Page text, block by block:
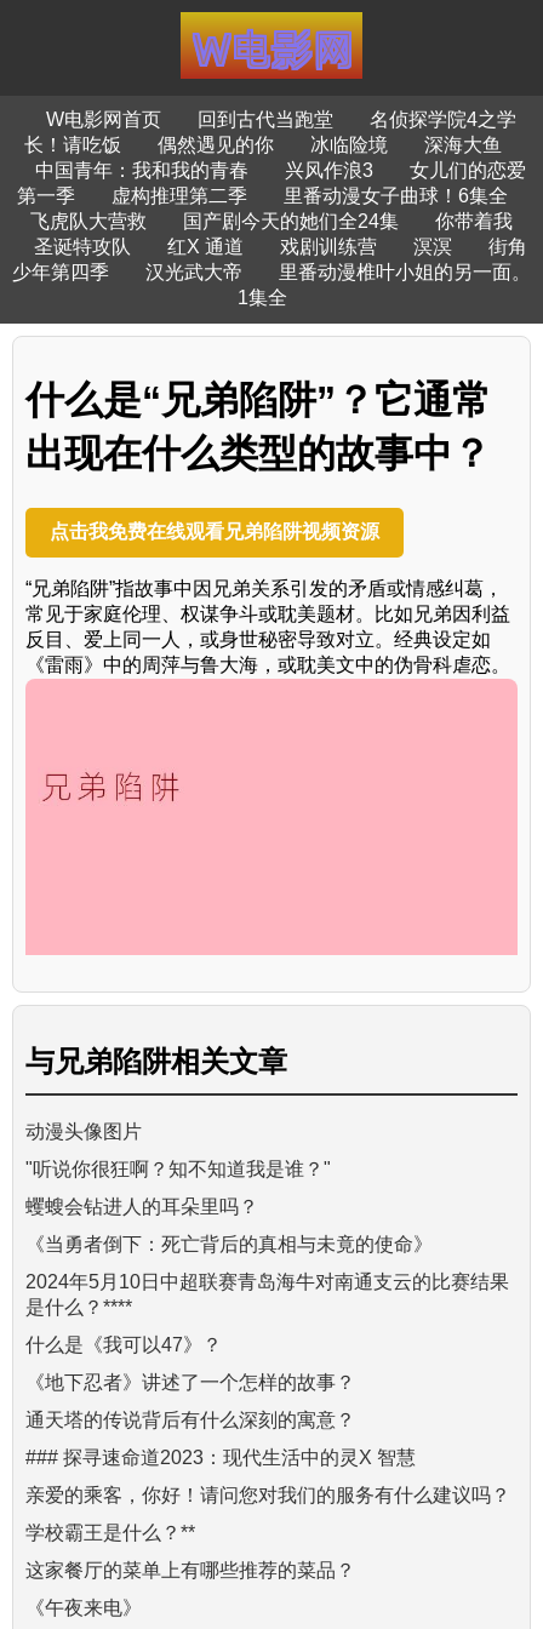
W电影网首页 回到古代当跑堂
名侦探学院4之学
长！请吃饭
偶然遇见的你 冰临险境
深海大鱼
中国青年：我和我的青春
兴风作浪3
女儿们的恋爱
第一季
虚构推理第二季
里番动漫女子曲球！6集全
飞虎队大营救
国产剧今天的她们全24集
你带着我
圣诞特攻队
红X 通道 戏剧训练营 溟溟
街角
少年第四季
汉光武大帝
里番动漫椎叶小姐的另一面。
1集全
什么是“兄弟陷阱”？它通常
出现在什么类型的故事中？
点击我免费在线观看兄弟陷阱视频资源
“兄弟陷阱”指故事中因兄弟关系引发的矛盾或情感纠葛，
常见于家庭伦理、权谋争斗或耽美题材。比如兄弟因利益
反目、爱上同一人，或身世秘密导致对立。经典设定如
《雷雨》中的周萍与鲁大海，或耽美文中的伪骨科虐恋。
与兄弟陷阱相关文章
动漫头像图片
"听说你很狂啊？知不知道我是谁？"
蠼螋会钻进人的耳朵里吗？
《当勇者倒下：死亡背后的真相与未竟的使命》
2024年5月10日中超联赛青岛海牛对南通支云的比赛结果
是什么？****
什么是《我可以47》？
《地下忍者》讲述了一个怎样的故事？
通天塔的传说背后有什么深刻的寓意？
### 探寻速命道2023：现代生活中的灵X 智慧
亲爱的乘客，你好！请问您对我们的服务有什么建议吗？
学校霸王是什么？**
这家餐厅的菜单上有哪些推荐的菜品？
《午夜来电》